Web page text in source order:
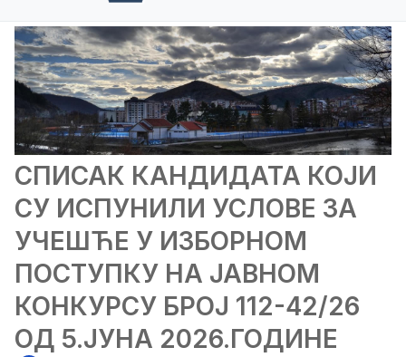
СПИСАК КАНДИДАТА КОЈИ
СУ ИСПУНИЛИ УСЛОВЕ ЗА
УЧЕШЋЕ У ИЗБОРНОМ
ПОСТУПКУ НА ЈАВНОМ
КОНКУРСУ БРОЈ 112-42/26
ОД 5.ЈУНА 2026.ГОДИНЕ